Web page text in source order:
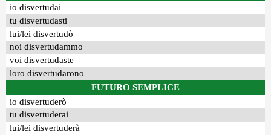
io disvertudai
tu disvertudasti
lui/lei disvertudò
noi disvertudammo
voi disvertudaste
loro disvertudarono
FUTURO SEMPLICE
io disvertuderò
tu disvertuderai
lui/lei disvertuderà